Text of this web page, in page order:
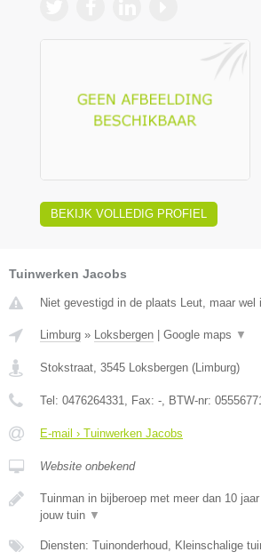
BEKIJK VOLLEDIG PROFIEL
Tuinwerken Jacobs
Niet gevestigd in de plaats Leut, maar wel
Limburg » Loksbergen Google maps ▼
Stokstraat, 3545 Loksbergen (Limburg)
Tel: 0476264331, Fax: -, BTW-nr:
E-mail › Tuinwerken Jacobs
Website onbekend
Tuinman in bijberoep met meer dan 10
jouw tuin ▼
Diensten: Tuinonderhoud, Kleinschalige